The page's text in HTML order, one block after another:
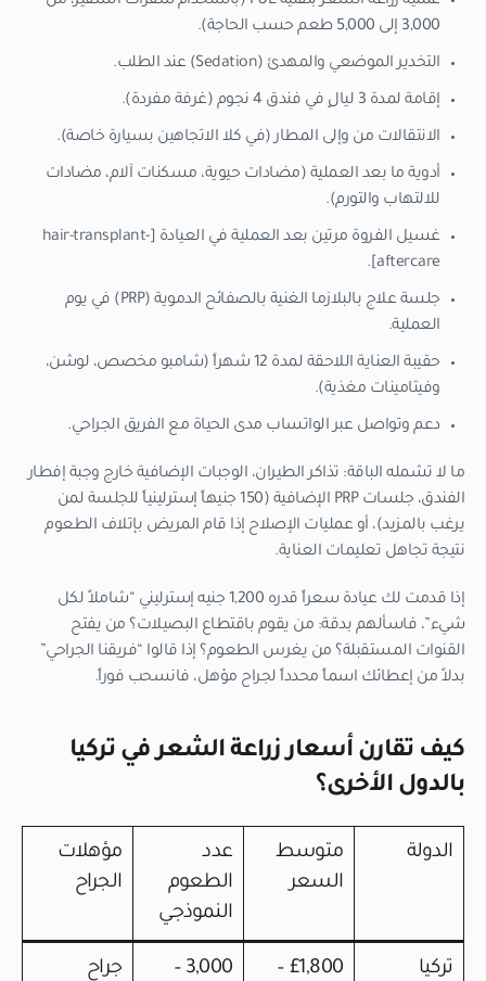
3,000 إلى 5,000 طعم حسب الحاجة).
التخدير الموضعي والمهدئ (Sedation) عند الطلب.
إقامة لمدة 3 ليالٍ في فندق 4 نجوم (غرفة مفردة).
الانتقالات من وإلى المطار (في كلا الاتجاهين بسيارة خاصة).
أدوية ما بعد العملية (مضادات حيوية، مسكنات آلام، مضادات
للالتهاب والتورم).
غسيل الفروة مرتين بعد العملية في العيادة [hair-transplant-
aftercare].
جلسة علاج بالبلازما الغنية بالصفائح الدموية (PRP) في يوم
العملية.
حقيبة العناية اللاحقة لمدة 12 شهراً (شامبو مخصص، لوشن،
وفيتامينات مغذية).
دعم وتواصل عبر الواتساب مدى الحياة مع الفريق الجراحي.
ما لا تشمله الباقة: تذاكر الطيران، الوجبات الإضافية خارج وجبة إفطار
الفندق، جلسات PRP الإضافية (150 جنيهاً إسترلينياً للجلسة لمن
يرغب بالمزيد)، أو عمليات الإصلاح إذا قام المريض بإتلاف الطعوم
نتيجة تجاهل تعليمات العناية.
إذا قدمت لك عيادة سعراً قدره 1,200 جنيه إسترليني “شاملاً لكل
شيء”، فاسألهم بدقة: من يقوم باقتطاع البصيلات؟ من يفتح
القنوات المستقبلة؟ من يغرس الطعوم؟ إذا قالوا “فريقنا الجراحي”
بدلاً من إعطائك اسماً محدداً لجراح مؤهل، فانسحب فوراً.
كيف تقارن أسعار زراعة الشعر في تركيا
بالدول الأخرى؟
الدولة
متوسط
السعر
عدد
الطعوم
النموذجي
مؤهلات
الجراح
تركيا
£1,800 –
3,000 –
جراح